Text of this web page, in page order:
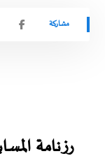
رزنامة